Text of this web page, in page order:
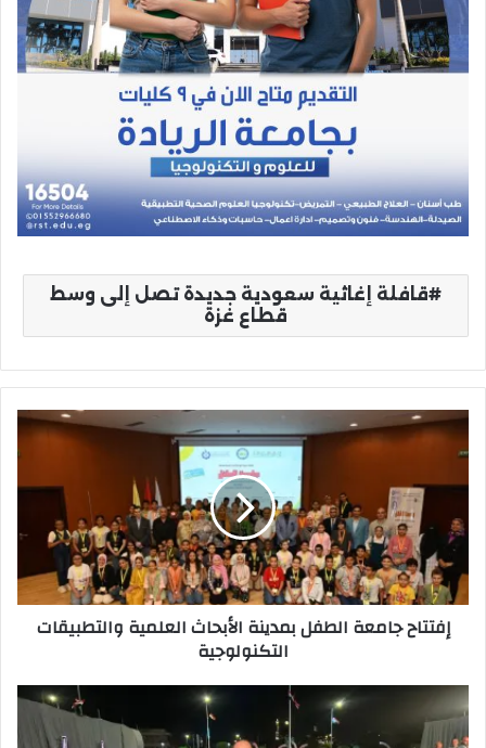
قافلة إغاثية سعودية جديدة تصل إلى وسط
قطاع غزة
إفتتاح
جامعة
بمدينة
العلمية
والتطبيقات
التكنولوجية
إفتتاح جامعة الطفل بمدينة الأبحاث العلمية والتطبيقات
التكنولوجية
أحمد
ترجم
يشارك